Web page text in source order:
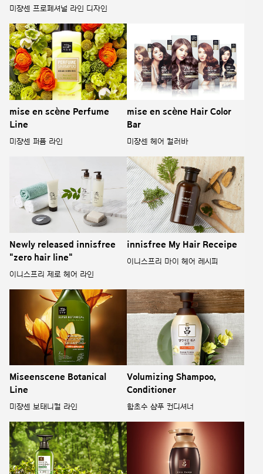
미쟝센 프로페셔널 라인 디자인
mise en scène Perfume
Line
미쟝센 퍼퓸 라인
mise en scène Hair Color
Bar
미쟝센 헤어 컬러바
Newly released innisfree
"zero hair line"
이니스프리 제로 헤어 라인
innisfree My Hair Receipe
이니스프리 마이 헤어 레시피
Miseenscene Botanical
Line
미쟝센 보태니컬 라인
Volumizing Shampoo,
Conditioner
함초수 샴푸 컨디셔너